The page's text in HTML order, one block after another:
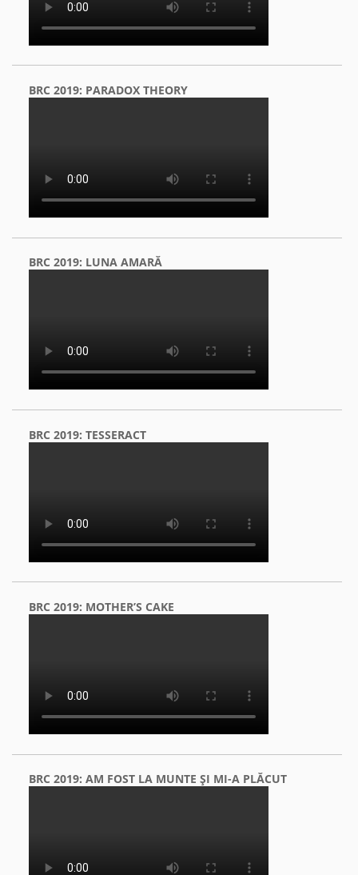
BRC 2019: PARADOX THEORY
BRC 2019: LUNA AMARĂ
BRC 2019: TESSERACT
BRC 2019: MOTHER’S CAKE
BRC 2019: AM FOST LA MUNTE ŞI MI-A PLĂCUT